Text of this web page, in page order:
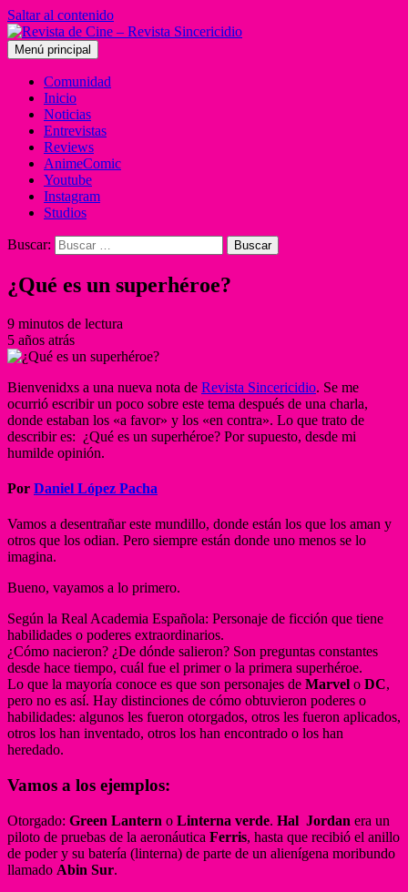
Saltar al contenido
Menú principal
Comunidad
Inicio
Noticias
Entrevistas
Reviews
AnimeComic
Youtube
Instagram
Studios
Buscar:
¿Qué es un superhéroe?
9 minutos de lectura
5 años atrás
Bienvenidxs a una nueva nota de Revista Sincericidio. Se me
ocurrió escribir un poco sobre este tema después de una charla,
donde estaban los «a favor» y los «en contra». Lo que trato de
describir es: ¿Qué es un superhéroe? Por supuesto, desde mi
humilde opinión.
Por Daniel López Pacha
Vamos a desentrañar este mundillo, donde están los que los aman y
otros que los odian. Pero siempre están donde uno menos se lo
imagina.
Bueno, vayamos a lo primero.
Según la Real Academia Española: Personaje de ficción que tiene
habilidades o poderes extraordinarios.
¿Cómo nacieron? ¿De dónde salieron? Son preguntas constantes
desde hace tiempo, cuál fue el primer o la primera superhéroe.
Lo que la mayoría conoce es que son personajes de Marvel o DC,
pero no es así. Hay distinciones de cómo obtuvieron poderes o
habilidades: algunos les fueron otorgados, otros les fueron aplicados,
otros los han inventado, otros los han encontrado o los han
heredado.
Vamos a los ejemplos:
Otorgado: Green Lantern o Linterna verde. Hal Jordan era un
piloto de pruebas de la aeronáutica Ferris, hasta que recibió el anillo
de poder y su batería (linterna) de parte de un alienígena moribundo
llamado Abin Sur.